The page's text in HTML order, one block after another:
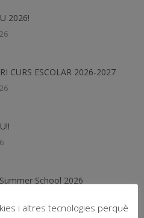
2026!
CURS ESCOLAR 2026-2027
School 2026
i altres tecnologies perquè